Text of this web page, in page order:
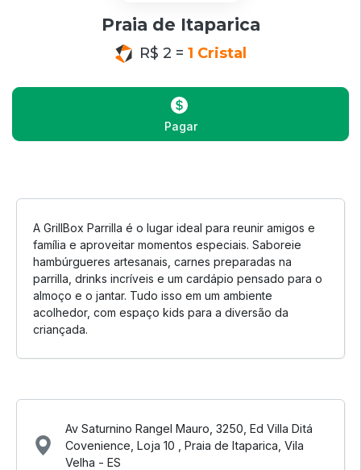
Praia de Itaparica
R$ 2 = 1 Cristal
Pagar
A GrillBox Parrilla é o lugar ideal para reunir amigos e
família e aproveitar momentos especiais. Saboreie
hambúrgueres artesanais, carnes preparadas na
parrilla, drinks incríveis e um cardápio pensado para o
almoço e o jantar. Tudo isso em um ambiente
acolhedor, com espaço kids para a diversão da
criançada.
Av Saturnino Rangel Mauro, 3250, Ed Villa Ditá
Covenience, Loja 10 , Praia de Itaparica, Vila
Velha - ES